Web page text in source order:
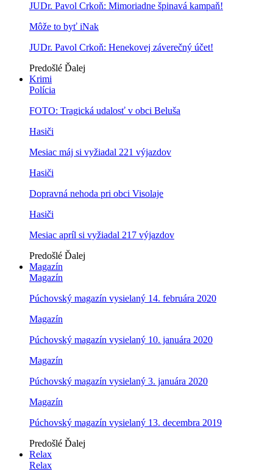
JUDr. Pavol Crkoň: Mimoriadne špinavá kampaň!
Môže to byť iNak
JUDr. Pavol Crkoň: Henekovej záverečný účet!
Predošlé Ďalej
Krimi
Polícia
FOTO: Tragická udalosť v obci Beluša
Hasiči
Mesiac máj si vyžiadal 221 výjazdov
Hasiči
Dopravná nehoda pri obci Visolaje
Hasiči
Mesiac apríl si vyžiadal 217 výjazdov
Predošlé Ďalej
Magazín
Magazín
Púchovský magazín vysielaný 14. februára 2020
Magazín
Púchovský magazín vysielaný 10. januára 2020
Magazín
Púchovský magazín vysielaný 3. januára 2020
Magazín
Púchovský magazín vysielaný 13. decembra 2019
Predošlé Ďalej
Relax
Relax